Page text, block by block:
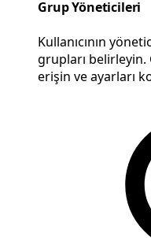
Grup Yöneticileri
Kullanıcının
grupları
erişin ve ayarları